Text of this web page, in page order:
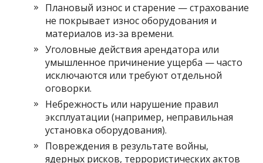
Плановый износ и старение — страхование
не покрывает износ оборудования и
материалов из-за времени.
Уголовные действия арендатора или
умышленное причинение ущерба — часто
исключаются или требуют отдельной
оговорки.
Небрежность или нарушение правил
эксплуатации (например, неправильная
установка оборудования).
Повреждения в результате войны,
ядерных рисков, террористических актов